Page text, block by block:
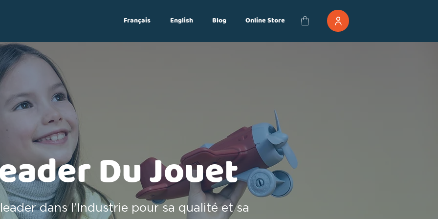
Log In
Français English Blog Online Store
Du Jouet
dans l'Industrie pour sa qualité et sa